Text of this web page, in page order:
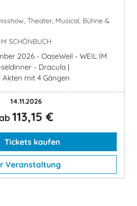
Theater, Musical, Bühne &
SCHÖNBUCH
2026 - OaseWeil - WEIL IM
- Dracula |
mit 4 Gängen
14.11.2026
113,15 €
Tickets kaufen
Veranstaltung